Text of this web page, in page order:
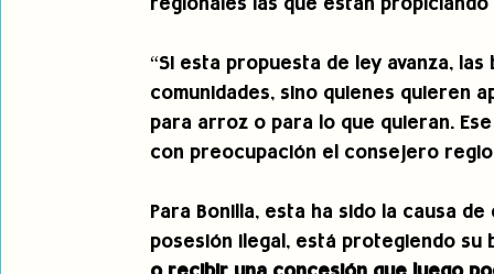
regionales las que están propiciando
“Si esta propuesta de ley avanza,
comunidades, sino quienes quieren
para arroz o para lo que quieran.
con preocupación el consejero
Para Bonilla, esta ha sido la causa
posesión ilegal, está protegiendo su